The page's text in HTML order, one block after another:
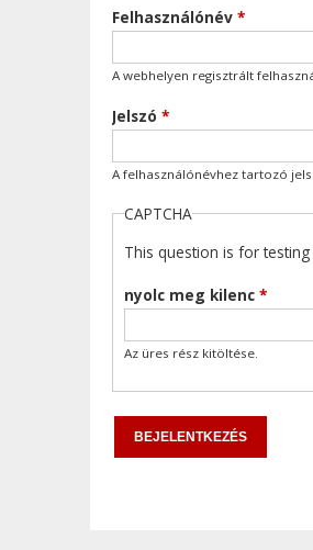
Felhasználónév *
A webhelyen regisztrált
Jelszó *
A felhasználónévhez tartozó
CAPTCHA
This question is for
nyolc meg kilenc *
Az üres rész kitöltése.